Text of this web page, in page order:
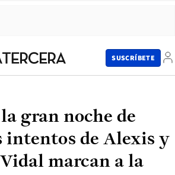
SUSCRÍBETE
gran noche de
intentos de Alexis y
Vidal marcan a la